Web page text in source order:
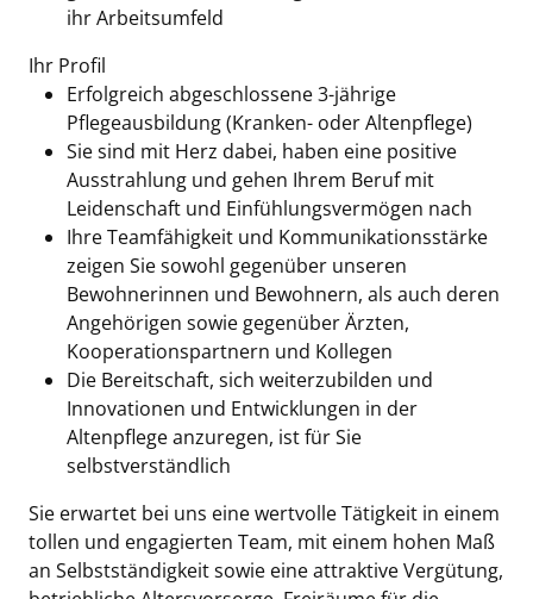
ihr Arbeitsumfeld
Ihr Profil
Erfolgreich abgeschlossene 3-jährige
Pflegeausbildung (Kranken- oder Altenpflege)
Sie sind mit Herz dabei, haben eine positive
Ausstrahlung und gehen Ihrem Beruf mit
Leidenschaft und Einfühlungsvermögen nach
Ihre Teamfähigkeit und Kommunikationsstärke
zeigen Sie sowohl gegenüber unseren
Bewohnerinnen und Bewohnern, als auch deren
Angehörigen sowie gegenüber Ärzten,
Kooperationspartnern und Kollegen
Die Bereitschaft, sich weiterzubilden und
Innovationen und Entwicklungen in der
Altenpflege anzuregen, ist für Sie
selbstverständlich
Sie erwartet bei uns eine wertvolle Tätigkeit in einem
tollen und engagierten Team, mit einem hohen Maß
an Selbstständigkeit sowie eine attraktive Vergütung,